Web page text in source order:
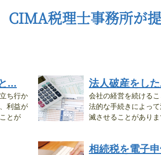
CIMA税理士事務所が
...
ち行か
利益が
とが
法人破産をし
会社の経営を続けるこ
法的な手続きによっ
滅させることがあり
相続税を電子